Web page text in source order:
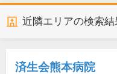
近隣エリアの検索結
済生会熊本病院